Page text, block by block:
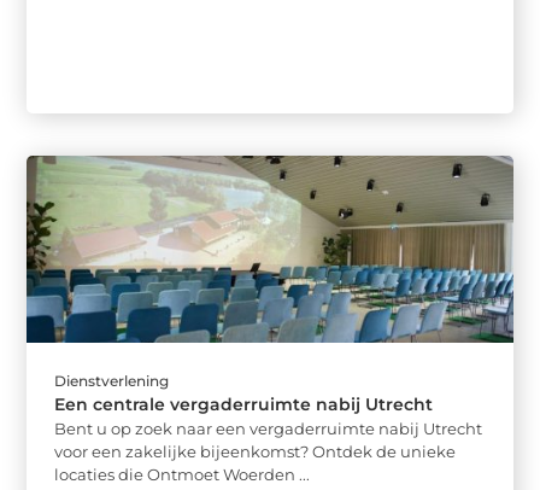
Dienstverlening
Een centrale vergaderruimte nabij Utrecht
Bent u op zoek naar een vergaderruimte nabij Utrecht
voor een zakelijke bijeenkomst? Ontdek de unieke
locaties die Ontmoet Woerden ...